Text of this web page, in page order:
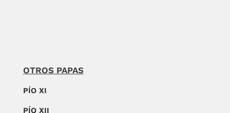
OTROS PAPAS
PÍO XI
PÍO XII